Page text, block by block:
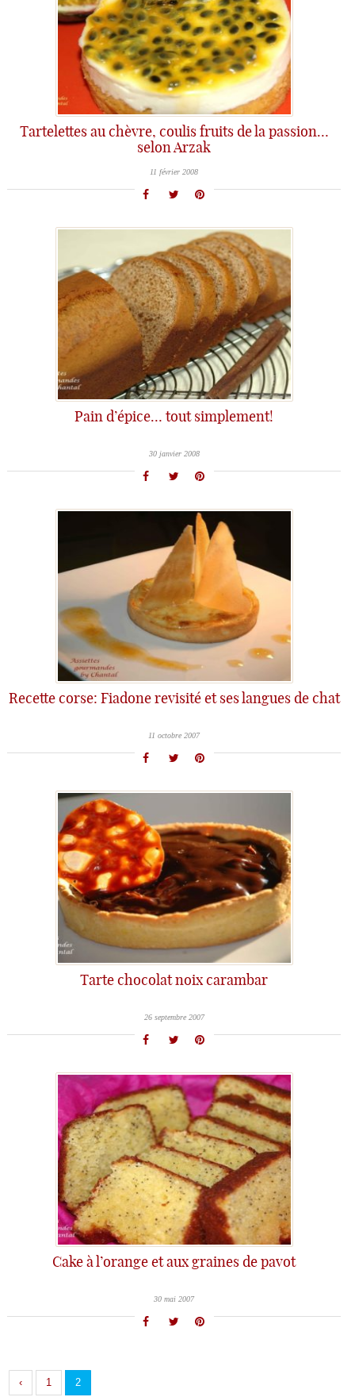
Tartelettes au chèvre, coulis fruits de la passion…
selon Arzak
11 février 2008
Pain d’épice… tout simplement!
30 janvier 2008
Recette corse: Fiadone revisité et ses langues de chat
11 octobre 2007
Tarte chocolat noix carambar
26 septembre 2007
Cake à l’orange et aux graines de pavot
30 mai 2007
‹ 1 2